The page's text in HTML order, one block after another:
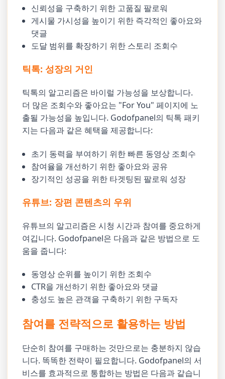
신뢰성을 구축하기 위한 고품질 팔로워
게시물 가시성을 높이기 위한 즉각적인 좋아요와
댓글
도달 범위를 확장하기 위한 스토리 조회수
틱톡: 성장의 거인
틱톡의 알고리즘은 바이럴 가능성을 보상합니다.
더 많은 조회수와 좋아요는 "For You" 페이지에 노
출될 가능성을 높입니다. Godofpanel의 틱톡 패키
지는 다음과 같은 혜택을 제공합니다:
초기 동력을 부여하기 위한 빠른 동영상 조회수
참여율을 개선하기 위한 좋아요와 공유
장기적인 성공을 위한 타겟팅된 팔로워 성장
유튜브: 장편 콘텐츠의 우위
유튜브의 알고리즘은 시청 시간과 참여를 중요하게
여깁니다. Godofpanel은 다음과 같은 방법으로 도
움을 줍니다:
동영상 순위를 높이기 위한 조회수
CTR을 개선하기 위한 좋아요와 댓글
충성도 높은 관객을 구축하기 위한 구독자
참여를 전략적으로 활용하는 방법
단순히 참여를 구매하는 것만으로는 충분하지 않습
니다. 똑똑한 전략이 필요합니다. Godofpanel의 서
비스를 효과적으로 통합하는 방법은 다음과 같습니